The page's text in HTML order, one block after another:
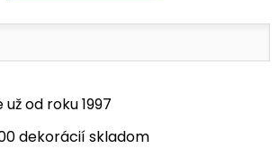
od roku 1997
dekorácií skladom